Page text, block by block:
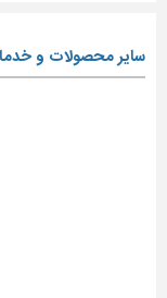
سایر محصولات و